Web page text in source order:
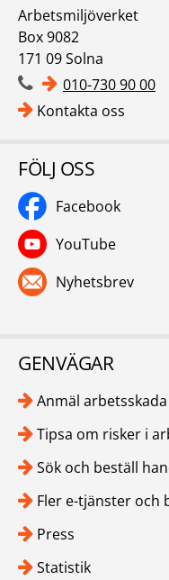
Arbetsmiljöverket
Box 9082
171 09 Solna
010-730 90 00
Kontakta oss
FÖLJ OSS
Facebook
YouTube
Nyhetsbrev
GENVÄGAR
Anmäl arbetsskada
Tipsa om risker i
Sök och beställ
Fler e-tjänster och
Press
Statistik